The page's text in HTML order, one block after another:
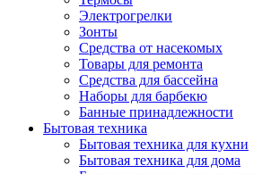
Электрогрелки
Зонты
Средства от насекомых
Товары для ремонта
Средства для бассейна
Наборы для барбекю
Банные принадлежности
Бытовая техника
Бытовая техника для кухни
Бытовая техника для дома